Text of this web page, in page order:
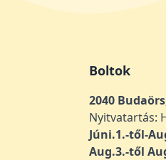
Boltok
2040
Nyitvatartás:
Júni.1.-től-
Aug.3.-től